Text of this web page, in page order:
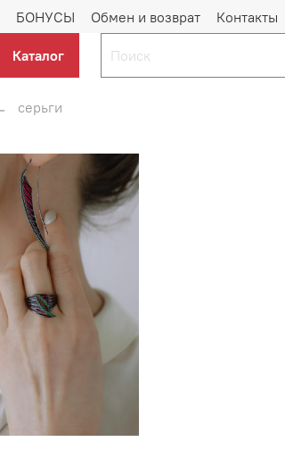
БОНУСЫ Обмен и возврат Контакты
Каталог
серьги